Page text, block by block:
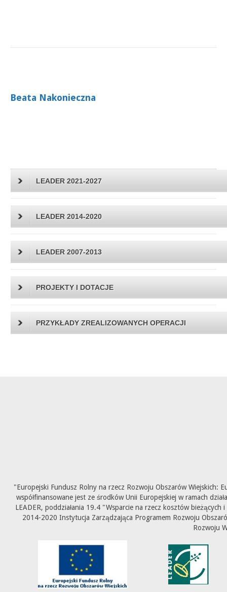
Beata Nakonieczna
LEADER 2021-2027
LEADER 2014-2020
LEADER 2007-2013
PROJEKTY I DOTACJE
PRZYKŁADY ZREALIZOWANYCH OPERACJI
"Europejski Fundusz Rolny na rzecz Rozwoju Obszarów Wiejskich:
współfinansowane jest ze środków Unii Europejskiej w ramach
LEADER, poddziałania 19.4 "Wsparcie na rzecz kosztów
2014-2020 Instytucja Zarządzająca Programem Rozwoju
Rozwoju